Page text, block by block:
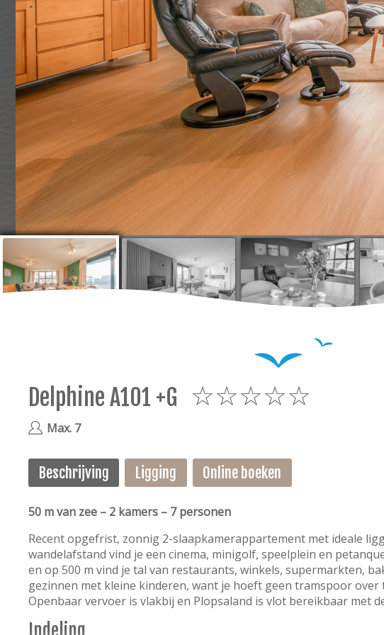
Delphine A101 +G
Max. 7
Beschrijving Ligging Online boeken
50 m van zee – 2 kamers – 7 personen
Recent opgefrist, zonnig 2-slaapkamerappartement met ideale
wandelafstand vind je een cinema, minigolf, speelplein en
en op 500 m vind je tal van restaurants, winkels, supermarkten,
gezinnen met kleine kinderen, want je hoeft geen tramspoor
Openbaar vervoer is vlakbij en Plopsaland is vlot bereikbaar met